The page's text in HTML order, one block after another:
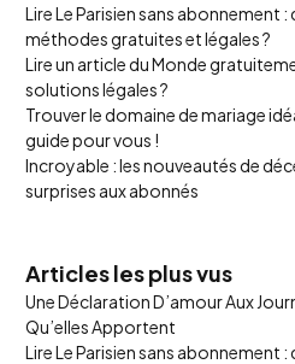
Lire Le Parisien sans abonnement
méthodes gratuites et légales ?
Lire un article du Monde
solutions légales ?
Trouver le domaine de mariage
guide pour vous !
Incroyable : les nouveautés de
surprises aux abonnés
Articles les plus vus
Une Déclaration D’amour Aux
Qu’elles Apportent
Lire Le Parisien sans abonnement